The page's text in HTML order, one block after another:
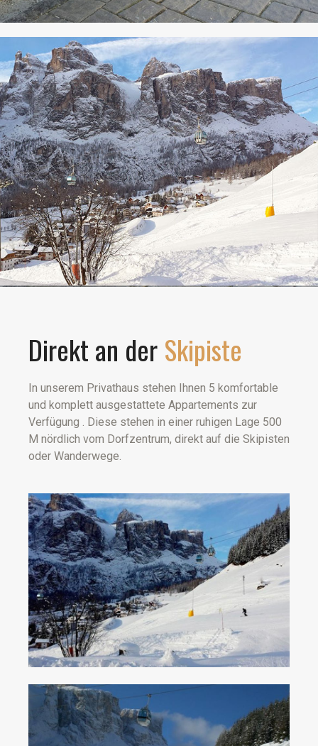
Direkt an derSkipiste
In unserem Privathaus stehen Ihnen 5 komfortable
und komplett ausgestattete Appartements zur
Verfügung . Diese stehen in einer ruhigen Lage 500
M nördlich vom Dorfzentrum, direkt auf die Skipisten
oder Wanderwege.